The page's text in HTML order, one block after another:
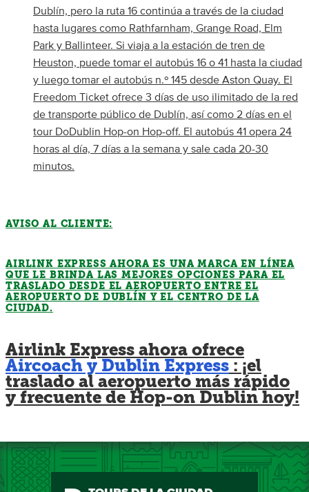
Dublín, pero la ruta 16 continúa a través de la ciudad
hasta lugares como Rathfarnham, Grange Road, Elm
Park y Ballinteer. Si viaja a la estación de tren de
Heuston, puede tomar el autobús 16 o 41 hasta la ciudad
y luego tomar el autobús n.º 145 desde Aston Quay. El
Freedom Ticket ofrece 3 días de uso ilimitado de la red
de transporte público de Dublín, así como 2 días en el
tour DoDublin Hop-on Hop-off. El autobús 41 opera 24
horas al día, 7 días a la semana y sale cada 20-30
minutos.
AVISO AL CLIENTE:
AIRLINK EXPRESS AHORA ES UNA MARCA EN LÍNEA
QUE LE BRINDA LAS MEJORES OPCIONES PARA EL
TRASLADO DESDE EL AEROPUERTO ENTRE EL
AEROPUERTO DE DUBLÍN Y EL CENTRO DE LA
CIUDAD.
Airlink Express ahora ofrece
Aircoach y Dublin Express : ¡el
traslado al aeropuerto más rápido
y frecuente de Hop-on Dublin hoy!